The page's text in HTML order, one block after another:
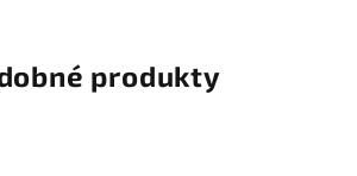
produkty